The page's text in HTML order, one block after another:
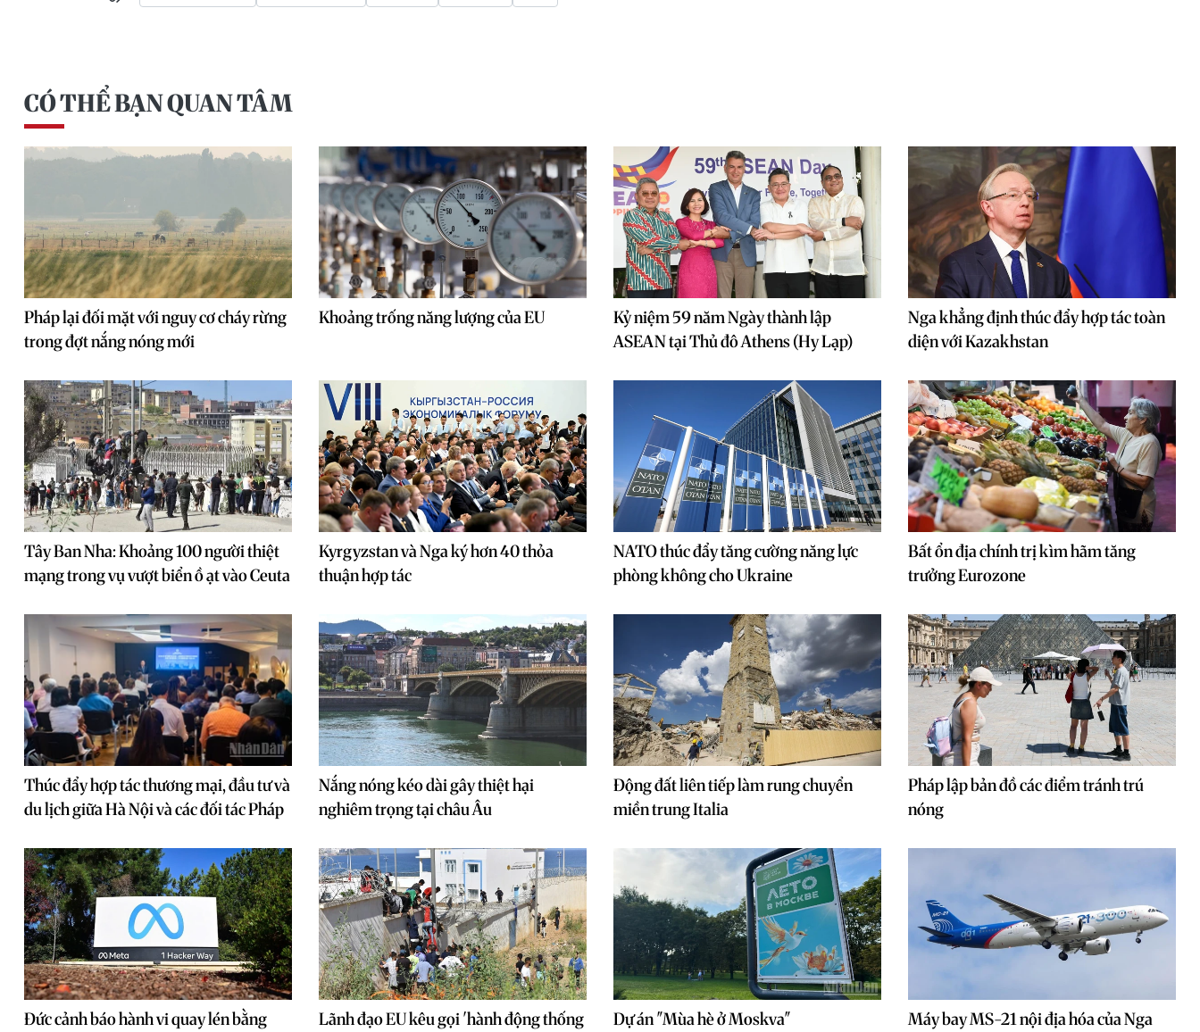
CÓ THỂ BẠN QUAN TÂM
Pháp lại đối mặt với nguy cơ cháy rừng
trong đợt nắng nóng mới
Khoảng trống năng lượng của EU
Kỷ niệm 59 năm Ngày thành lập
ASEAN tại Thủ đô Athens (Hy Lạp)
Nga khẳng định thúc đẩy hợp tác toàn
diện với Kazakhstan
Tây Ban Nha: Khoảng 100 người thiệt
mạng trong vụ vượt biển ồ ạt vào Ceuta
Kyrgyzstan và Nga ký hơn 40 thỏa
thuận hợp tác
NATO thúc đẩy tăng cường năng lực
phòng không cho Ukraine
Bất ổn địa chính trị kìm hãm tăng
trưởng Eurozone
Thúc đẩy hợp tác thương mại, đầu tư và
du lịch giữa Hà Nội và các đối tác Pháp
Nắng nóng kéo dài gây thiệt hại
nghiêm trọng tại châu Âu
Động đất liên tiếp làm rung chuyển
miền trung Italia
Pháp lập bản đồ các điểm tránh trú
nóng
Đức cảnh báo hành vi quay lén bằng Lãnh đạo EU kêu gọi 'hành động thống Dự án "Mùa hè ở Moskva" Máy bay MS-21 nội địa hóa của Nga